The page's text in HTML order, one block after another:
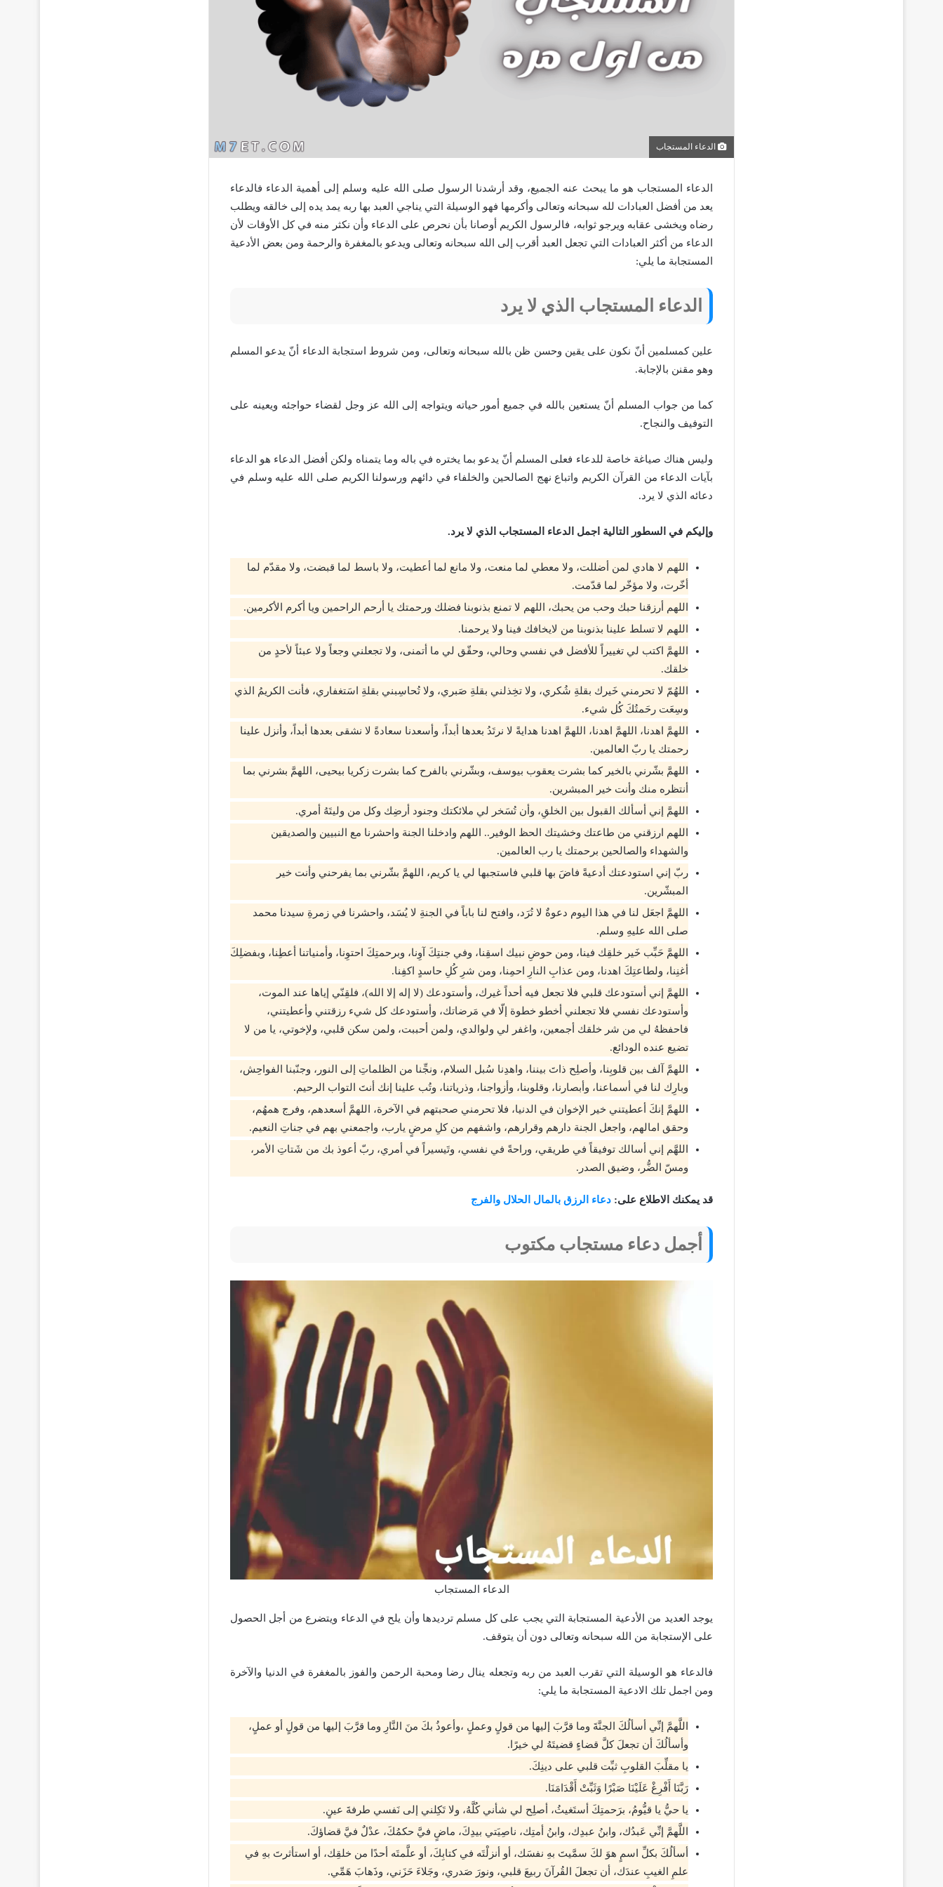
الدعاء المستجاب
الدعاء المستجاب هو ما يبحث عنه الجميع، وقد أرشدنا الرسول صلى الله عليه وسلم إلى أهمية الدعاء فالدعاء
يعد من أفضل العبادات لله سبحانه وتعالى وأكرمها فهو الوسيلة التي يناجي العبد بها ربه يمد يده إلى خالقه ويطلب
رضاه ويخشى عقابه ويرجو ثوابه، فالرسول الكريم أوصانا بأن نحرص على الدعاء وأن نكثر منه في كل الأوقات لأن
الدعاء من أكثر العبادات التي تجعل العبد أقرب إلى الله سبحانه وتعالى ويدعو بالمغفرة والرحمة ومن بعض الأدعية
المستجابة ما يلي:
الدعاء المستجاب الذي لا يرد
علين كمسلمين أنّ نكون على يقين وحسن ظن بالله سبحانه وتعالى، ومن شروط استجابة الدعاء أنّ يدعو المسلم
وهو مقنن بالإجابة.
كما من جواب المسلم أنّ يستعين بالله في جميع أمور حياته ويتواجه إلى الله عز وجل لقضاء حواجئه ويعينه على
التوفيف والنجاح.
وليس هناك صياغة خاصة للدعاء فعلى المسلم أنّ يدعو بما يختره في باله وما يتمناه ولكن أفضل الدعاء هو الدعاء
بآيات الدعاء من القرآن الكريم واتباع نهج الصالحين والخلفاء في دائهم ورسولنا الكريم صلى الله عليه وسلم في
دعائه الذي لا يرد.
وإليكم في السطور التالية اجمل الدعاء المستجاب الذي لا يرد.
اللهم لا هادي لمن أضللت، ولا معطي لما منعت، ولا مانع لما أعطيت، ولا باسط لما قبضت، ولا مقدّم لما
أخّرت، ولا مؤخّر لما قدّمت.
اللهم أرزقنا حبك وحب من يحبك، اللهم لا تمنع بذنوبنا فضلك ورحمتك يا أرحم الراحمين ويا أكرم الأكرمين.
اللهم لا تسلط علينا بذنوبنا من لايخافك فينا ولا يرحمنا.
اللهمَّ اكتب لي تغييراً للأفضل في نفسي وحالي، وحقّق لي ما أتمنى، ولا تجعلني وجعاً ولا عبئاً لأحدٍ من
خلقك.
اللهُمّ لا تحرمني خَيرك بقلةِ شُكري، ولا تخِذلني بقلةِ صَبري، ولا تُحاسِبني بقلةِ اسَتغفاري، فأنت الكريمُ الذي
وسِعَت رحَمتُكَ كُل شيء.
اللهمَّ اهدنا، اللهمَّ اهدنا، اللهمَّ اهدنا هدايةً لا نرتَدُ بعدها أبداً، وأسعدنا سعادةً لا نشقى بعدها أبداً، وأنزل علينا
رحمتك يا ربّ العالمين.
اللهمَّ بشّرني بالخير كما بشرت يعقوب بيوسف، وبشّرني بالفرح كما بشرت زكريا بيحيى، اللهمَّ بشرني بما
أنتظره منك وأنت خير المبشرين.
اللهمَّ إني أسألك القبول بين الخلقِ، وأن تُسَخر لي ملائكتك وجنود أرضِك وكل من وليتَهُ أمري.
اللهم ارزقني من طاعتك وخشيتك الحظ الوفير.. اللهم وادخلنا الجنة واحشرنا مع النبيين والصديقين
والشهداء والصالحين برحمتك يا رب العالمين.
ربّ إني استودعتك أدعيةً فاضَ بها قلبي فاستجبها لي يا كريم، اللهمَّ بشّرني بما يفرحني وأنت خير
المبشّرين.
اللهمَّ اجعَل لنا في هذا اليوم دعوةٌ لا‌ تُرَد، وافتح لنا باباً في الجنةِ لا‌ يُسَد، واحشرنا في زمرةِ سيدنا محمد
صلى الله عليهِ وسلم.
اللهمَّ حَبِّب خَير خلقِك فينا، ومن حوضِ نبيك اسقِنا، وفي جنتِكَ آوِنا، وبرحمتِكَ احتوِنا، وأمنياتنا أعطِنا، وبفضلِكَ
أغنِنا، ولطاعتِكَ اهدنا، ومن عذابِ النارِ احمِنا، ومن شرِ كُلِ حاسدٍ اكفِنا.
اللهمَّ إني أستودعك قلبي فلا‌ تجعل فيه أحداً غيرك، وأستودعك (لا‌ إله إلا‌ الله)، فلقِنّي إياها عند الموت،
وأستودعك نفسي فلا‌ تجعلني أخطو خطوة إلّا‌ في مَرضاتك، وأستودعك كل شيء رزقتني وأعطيتني،
فاحفظهُ لي من شر خلقك أجمعين، واغفر لي ولوالدي، ولمن أحببت، ولمن سكن قلبي، ولإ‌خوتي، يا من لا‌
تضيع عنده الودائع.
اللهمَّ آلف بين قلوبِنا، وأصلِح ذاتَ بيننا، واهدِنا سُبل السلام، ونجِّنا من الظلماتِ إلى النور، وجنّبنا الفواحِش،
وبارِك لنا في أسماعنا، وأبصارنا، وقلوبنا، وأزواجنا، وذرياتنا، وتُب علينا إنك أنتَ التواب الرحيم.
اللهمَّ إنكَ أعطيتني خير الإخوان في الدنيا، فلا تحرمني صحبتهم في الآخرة، اللهمَّ أسعدهم، وفرج همهُم،
وحقق امالهم، واجعل الجنة دارهم وقرارهم، واشفهم من كلِ مرضٍ يارب، واجمعني بهم في جناتِ النعيم.
اللهَّم إني أسالك توفيقاً في طريقي، وراحةً في نفسي، وتَيسيراً في أمري، ربّ أعوذ بك من شَتاتِ الأمر،
ومسّ الضُّر، وضيق الصدر.
قد يمكنك الاطلاع على: دعاء الرزق بالمال الحلال والفرج
أجمل دعاء مستجاب مكتوب
الدعاء المستجاب
يوجد العديد من الأدعية المستجابة التي يجب على كل مسلم ترديدها وأن يلح في الدعاء ويتضرع من أجل الحصول
على الإستجابة من الله سبحانه وتعالى دون أن يتوقف.
فالدعاء هو الوسيلة التي تقرب العبد من ربه وتجعله ينال رضا ومحبة الرحمن والفوز بالمغفرة في الدنيا والآخرة
ومن اجمل تلك الادعية المستجابة ما يلي:
اللَّهمَّ إنِّي أسألُكَ الجنَّةَ وما قرَّبَ إليها من قولٍ وعملٍ ،وأعوذُ بكَ منَ النَّارِ وما قرَّبَ إليها من قولٍ أو عملٍ،
وأسألُكَ أن تجعلَ كلَّ قضاءٍ قضيتَهُ لي خيرًا.
يا مقلِّبَ القلوبِ ثبِّت قلبي على دينِكَ.
رَبَّنَا أَفْرِغْ عَلَيْنَا صَبْرًا وَثَبِّتْ أَقْدَامَنَا.
يا حيُّ يا قيُّومُ، برَحمتِكَ أستَغيثُ، أصلِح لي شأني كُلَّهُ، ولا تَكِلني إلى نَفسي طرفةَ عينٍ.
اللَّهمَّ إنِّي عَبدُك، وابنُ عبدِك، وابنُ أمتِك، ناصِيَتي بيدِكَ، ماضٍ فيَّ حكمُكَ، عدْلٌ فيَّ قضاؤكَ.
أسألُكَ بكلِّ اسمٍ هوَ لكَ سمَّيتَ بهِ نفسَك، أو أنزلْتَه في كتابِكَ، أو علَّمتَه أحدًا من خلقِك، أو استأثرتَ بهِ في
علمِ الغيبِ عندَك، أن تجعلَ القُرآنَ ربيعَ قلبي، ونورَ صَدري، وجَلاءَ حَزَني، وذَهابَ هَمِّي.